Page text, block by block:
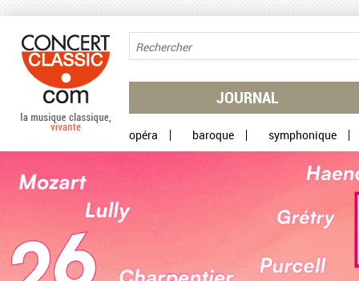
JOURNAL
opéra baroque symphonique